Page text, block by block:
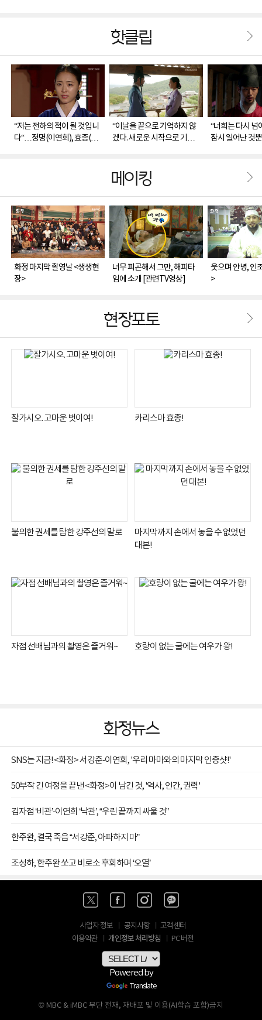
핫클립
“저는 전하의 적이 될 것입니
다“…정명(이연희), 효종(이
“이날을 끝으로 기억하지 않
겠다. 새로운 시작으로 기억
맞이
“너희는 다시 넘
잠시 일어난 것
메이킹
화정 마지막 촬영날 <생생현
장>
너무 피곤해서 그만, 해피타
임에 소개 [관련TV영상]
웃으며 안녕, 인
>
현장포토
잘가시오. 고마운 벗이여! 카리스마 효종!
불의한 권세를 탐한 강주선의 말로
마지막까지 손에서 놓을 수 없었던
대본!
자점 선배님과의 촬영은 즐거워~ 호랑이 없는 굴에는 여우가 왕!
화정뉴스
SNS는 지금! <화정> 서강준-이연희, '우리 마마와의 마지막 인증샷!'
50부작 긴 여정을 끝낸 <화정>이 남긴 것, '역사, 인간, 권력'
김자점 ‘비관’-이연희 ‘낙관’, “우린 끝까지 싸울 것”
한주완, 결국 죽음 “서강준, 아파하지 마”
조성하, 한주완 쏘고 비로소 후회하며 ‘오열’
사업자 정보 공지사항
고객센터
이용약관
개인정보 처리방침 PC 버전
Powered by
Translate
© MBC & iMBC 무단 전재, 재배포 및 이용(AI학습 포함)금지